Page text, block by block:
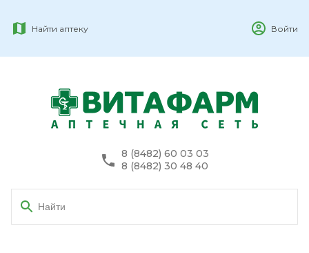
Найти аптеку Войти
8 (8482) 60 03 03
8 (8482) 30 48 40